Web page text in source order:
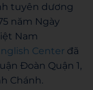
tuyên dương
năm Ngày
Nam
Center đã
Đoàn Quận 1,
Chánh.